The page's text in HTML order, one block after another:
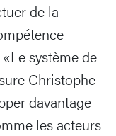
de la
système de
Christophe
davantage
les acteurs